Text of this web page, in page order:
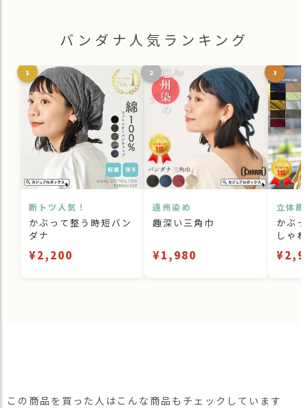
バンダナ人気ランキング
1
断トツ人気！
かぶって整う時短バン
ダナ
¥2,200
2
遠州染め
趣深い三角巾
¥1,980
3
立体
かぶ
しゃ
この商品を買った人はこんな商品もチェックしています